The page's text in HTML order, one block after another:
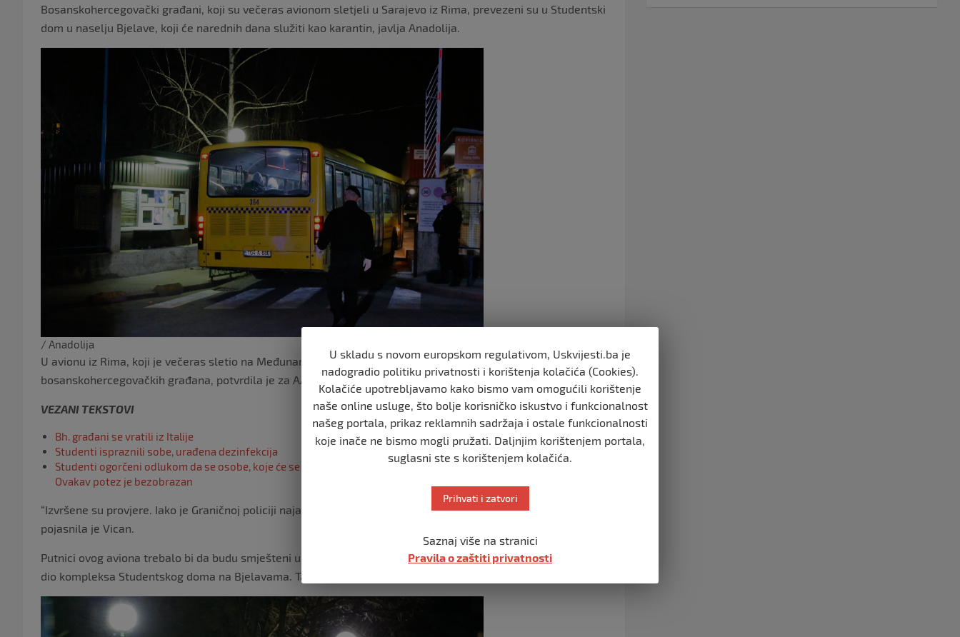
Bosanskohercegovački građani, koji su večeras avionom sletjeli u Sarajevo iz Rima, prevezeni su u Studentski
dom u naselju Bjelave, koji će narednih dana služiti kao karantin, javlja Anadolija.
/ Anadolija
U avionu iz Rima, koji je večeras sletio na Međunarodni aerodrom Sarajevo, nalazilo se 47
bosanskohercegovačkih građana, potvrdila je za AA portparolka Granične policije Franka Vican.
VEZANI TEKSTOVI
Bh. građani se vratili iz Italije
Studenti ispraznili sobe, urađena dezinfekcija
Studenti ogorčeni odlukom da se osobe, koje će se iz Italije vratiti u BiH, smjeste u Studentsko naselje Bjelave:
Ovakav potez je bezobrazan
“Izvršene su provjere. Iako je Graničnoj policiji najavljeno da će ih biti 51, njih četvero je odustalo od leta”,
pojasnila je Vican.
Putnici ovog aviona trebalo bi da budu smješteni u karatnin koji je za njih unaprijed pripremljen, a to je jedan
dio kompleksa Studentskog doma na Bjelavama. Tamo se trenutno nalaze i pripadnici sigurnosnih snaga.
U skladu s novom europskom regulativom, Uskvijesti.ba je
nadogradio politiku privatnosti i korištenja kolačića (Cookies).
Kolačiće upotrebljavamo kako bismo vam omogućili korištenje
naše online usluge, što bolje korisničko iskustvo i funkcionalnost
našeg portala, prikaz reklamnih sadržaja i ostale funkcionalnosti
koje inače ne bismo mogli pružati. Daljnjim korištenjem portala,
suglasni ste s korištenjem kolačića.
Prihvati i zatvori
Saznaj više na stranici
Pravila o zaštiti privatnosti